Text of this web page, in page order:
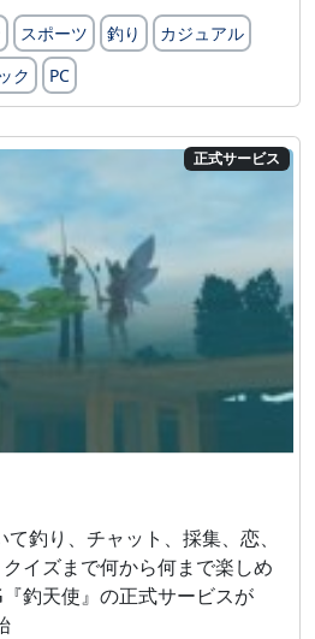
スポーツ 釣り
カジュアル
ク PC
正式サービス
釣り、チャット、採集、恋、
イズまで何から何まで楽しめ
釣天使』の正式サービスが